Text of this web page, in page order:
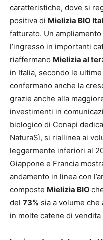
caratteristiche, dove si
positiva di Mielizia BIO
fatturato. Un
l’ingresso in importanti
riaffermano Mielizia al
in Italia, secondo le
confermano anche la
grazie anche alla
investimenti in
biologico di Conapi
NaturaSì, si riallinea ai
leggermente inferiori al
Giappone e Francia
andamento in linea con
composte Mielizia BIO
del 73% sia a volume che
in molte catene di vendita